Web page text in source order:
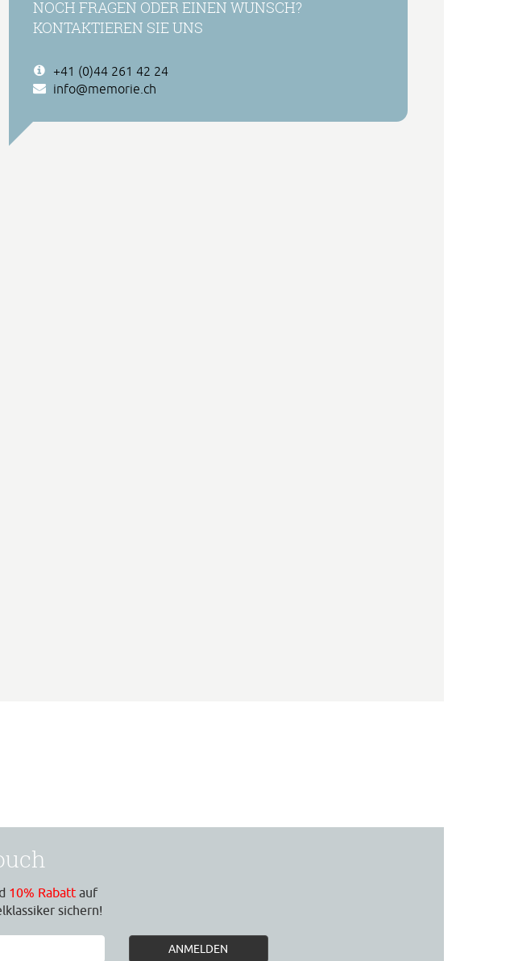
NOCH FRAGEN ODER EINEN WUNSCH?
KONTAKTIEREN SIE UNS
+41 (0)44 261 42 24
info@memorie.ch
10% Rabatt auf
sichern!
ANMELDEN